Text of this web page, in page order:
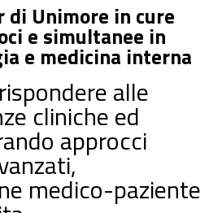
Unimore in cure
e simultanee in
e medicina interna
alle
cliniche ed
approcci
medico-paziente